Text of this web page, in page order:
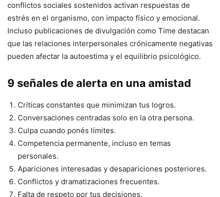
conflictos sociales sostenidos activan respuestas de
estrés en el organismo, con impacto físico y emocional.
Incluso publicaciones de divulgación como Time destacan
que las relaciones interpersonales crónicamente negativas
pueden afectar la autoestima y el equilibrio psicológico.
9 señales de alerta en una amistad
Críticas constantes que minimizan tus logros.
Conversaciones centradas solo en la otra persona.
Culpa cuando ponés límites.
Competencia permanente, incluso en temas
personales.
Apariciones interesadas y desapariciones posteriores.
Conflictos y dramatizaciones frecuentes.
Falta de respeto por tus decisiones.